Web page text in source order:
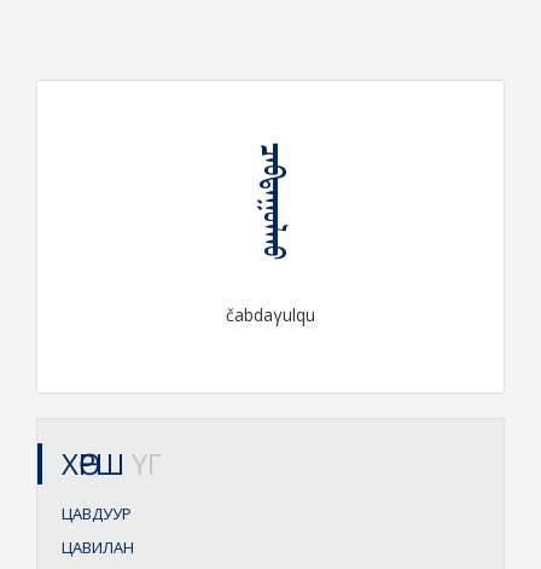
ᠴᠠᠪᠳᠠᠭᠤᠯᠬᠤ
čabdaγulqu
ХӨРШ ҮГ
ЦАВДУУР
ЦАВИЛАН